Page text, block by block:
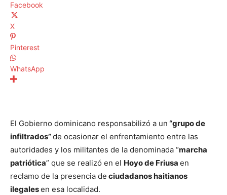
Facebook
X
Pinterest
WhatsApp
El Gobierno dominicano responsabilizó a un “grupo de
infiltrados”de ocasionar el enfrentamiento entre las
autoridades y los militantes de la denominada “marcha
patriótica” que se realizó en el Hoyo de Friusa en
reclamo de la presencia de ciudadanos haitianos
ilegalesen esa localidad.